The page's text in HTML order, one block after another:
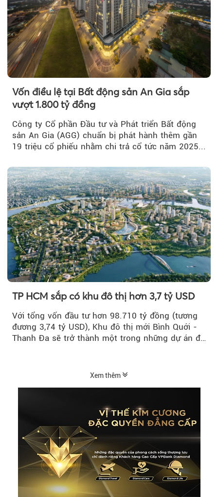
Vốn điều lệ tại Bất động sản An Gia sắp
vượt 1.800 tỷ đồng
Công ty Cổ phần Đầu tư và Phát triển Bất động
sản An Gia (AGG) chuẩn bị phát hành thêm gần
19 triệu cổ phiếu nhằm chi trả cổ tức năm 2025...
TP HCM sắp có khu đô thị hơn 3,7 tỷ USD
Với tổng vốn đầu tư hơn 98.710 tỷ đồng (tương
đương 3,74 tỷ USD), Khu đô thị mới Bình Quới -
Thanh Đa sẽ trở thành một trong những dự án đô
Xem thêm